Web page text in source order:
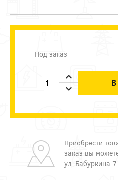
Под заказ
Приобрести
заказ вы
ул. Бабуркина 7